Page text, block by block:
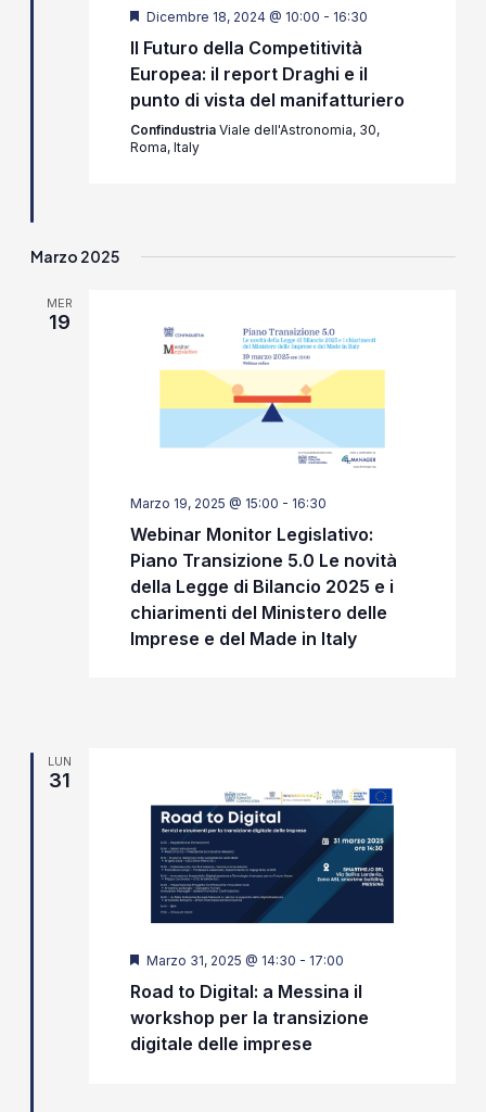
Segnalati
Dicembre 18, 2024 @ 10:00 - 16:30
Il Futuro della Competitività
Europea: il report Draghi e il
punto di vista del manifatturiero
Confindustria Viale dell'Astronomia, 30,
Roma, Italy
Marzo 2025
MER
19
Marzo 19, 2025 @ 15:00 - 16:30
Webinar Monitor Legislativo:
Piano Transizione 5.0 Le novità
della Legge di Bilancio 2025 e i
chiarimenti del Ministero delle
Imprese e del Made in Italy
LUN
31
Segnalati
Marzo 31, 2025 @ 14:30 - 17:00
Road to Digital: a Messina il
workshop per la transizione
digitale delle imprese